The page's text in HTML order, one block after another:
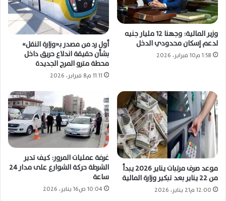
وزير المالية: وجهنا 12 مليار جنيه
لدعم إسكان محدودي الدخل
1:58 م10 فبراير، 2026
أول رد من مصدر بـ«وزارة النقل»
بشأن حقيقة اندلاع حريق داخل
محطة مترو المرج الجديدة
11:11 م8 فبراير، 2026
موعد صرف مرتبات يناير 2026 يبدأ
من 22 يناير بعد تبكير وزارة المالية
12:00 م21 يناير، 2026
غرفة عمليات المرور: كيف تدير
الشرطة حركة الشوارع على مدار 24
ساعة
10:04 ص16 يناير، 2026